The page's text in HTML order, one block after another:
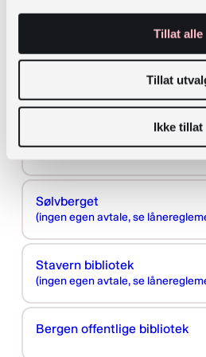
Tillat alle
Tillat
Ikke tillat
Biblioteket er
blir håndtert etter
forskrifter, og
Sølvberget
(ingen egen avtale, se
Stavern bibliotek
(ingen egen avtale, se
Bergen offentlige bibliotek